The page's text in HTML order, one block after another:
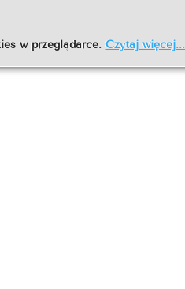
w przeglądarce.Czytaj więcej...